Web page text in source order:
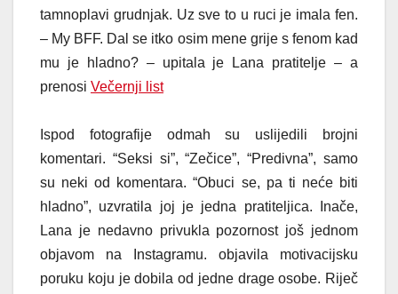
tamnoplavi grudnjak. Uz sve to u ruci je imala fen.
– My BFF. Dal se itko osim mene grije s fenom kad
mu je hladno? – upitala je Lana pratitelje – a
prenosi Večernji list
Ispod fotografije odmah su uslijedili brojni
komentari. “Seksi si”, “Zečice”, “Predivna”, samo
su neki od komentara. “Obuci se, pa ti neće biti
hladno”, uzvratila joj je jedna pratiteljica. Inače,
Lana je nedavno privukla pozornost još jednom
objavom na Instagramu. objavila motivacijsku
poruku koju je dobila od jedne drage osobe. Riječ